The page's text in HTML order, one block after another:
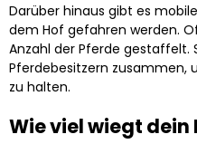
Darüber hinaus gibt es
dem Hof gefahren werden.
Anzahl der Pferde
Pferdebesitzern zusammen,
zu halten.
Wie viel wiegt dein